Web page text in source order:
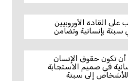
على القادة الأوروبيين
سبتة بإنسانية وتضامن
تكون حقوق الإنسان
في صميم الاستجابة
للأشخاص إلى سبتة